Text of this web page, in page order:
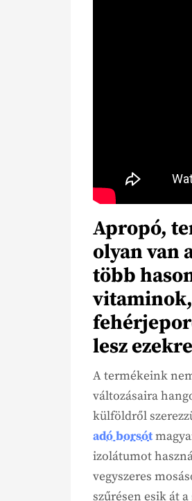
Apropó,
olyan van
több
lesz
A termékeink
változásaira
külföldről
adó borsót
izolátumot
vegyszeres
szűrésen esik át